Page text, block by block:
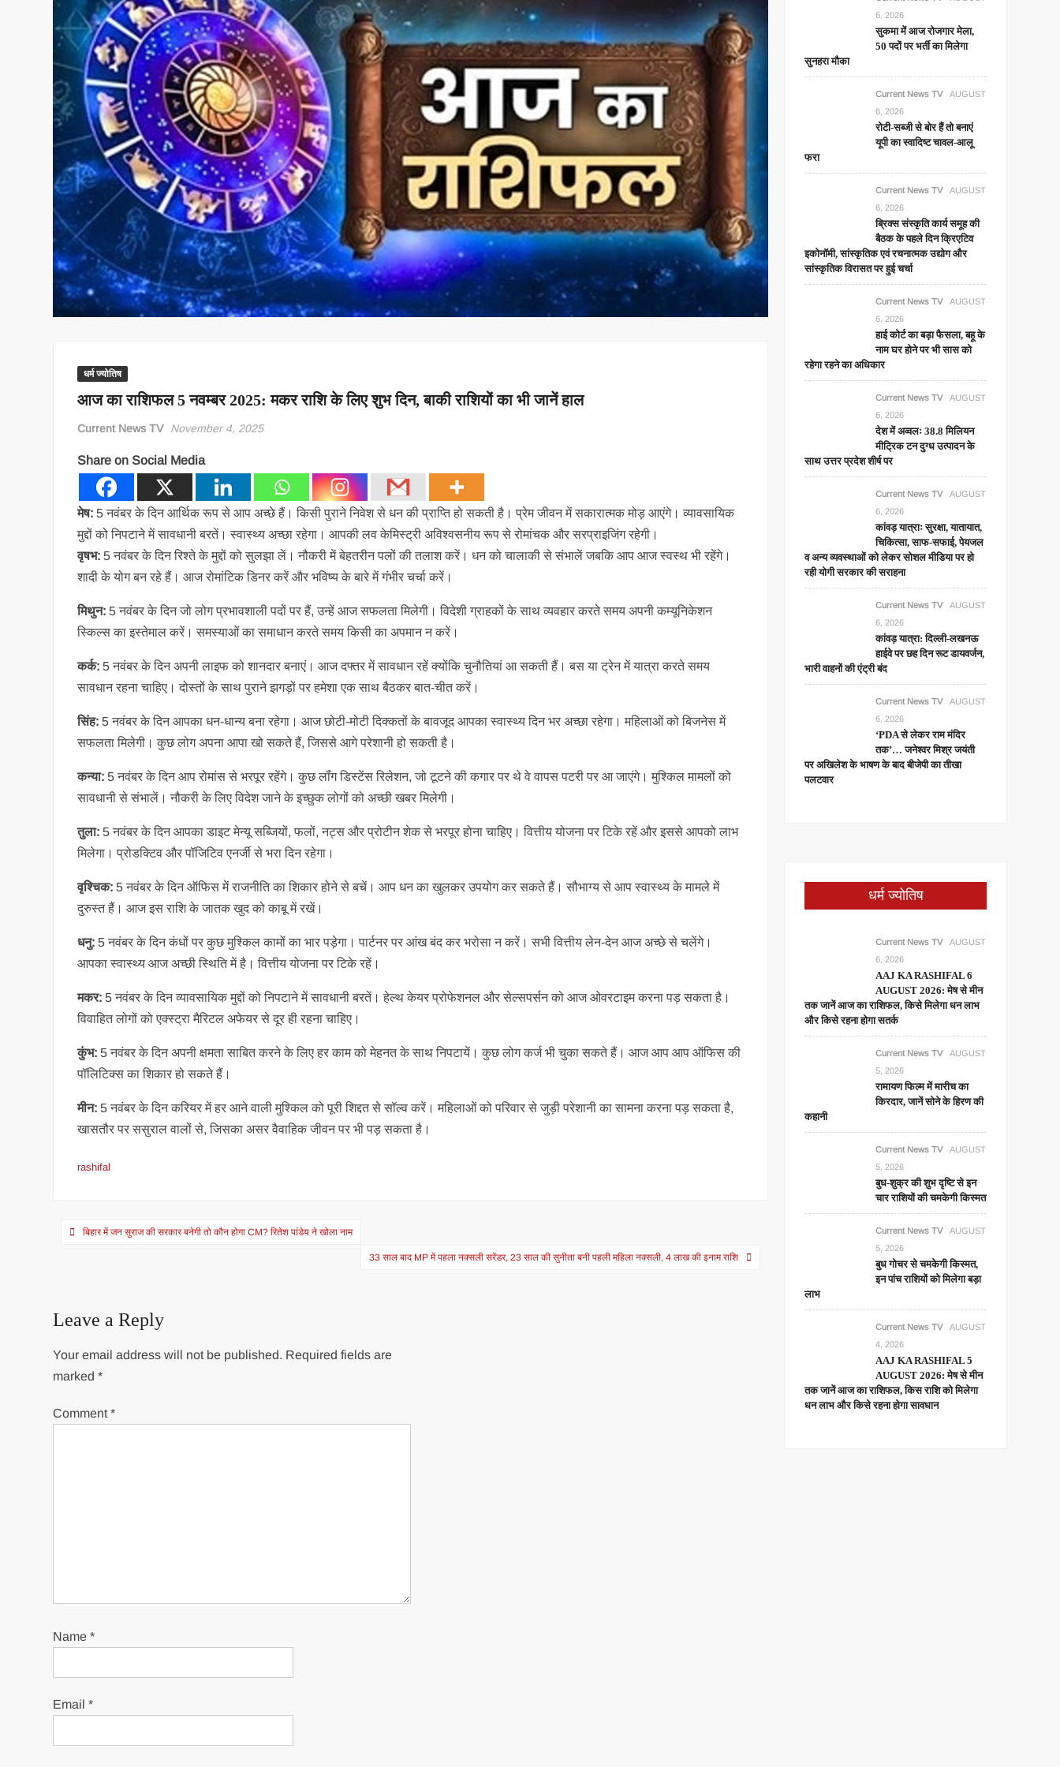
धर्म ज्योतिष
आज का राशिफल 5 नवम्बर 2025: मकर राशि के लिए शुभ दिन, बाकी राशियों का भी जानें हाल
Current News TV November 4, 2025
Share on Social Media
मेष:5 नवंबर के दिन आर्थिक रूप से आप अच्छे हैं। किसी पुराने निवेश से धन की प्राप्ति हो सकती है। प्रेम जीवन में सकारात्मक मोड़ आएंगे। व्यावसायिक
मुद्दों को निपटाने में सावधानी बरतें। स्वास्थ्य अच्छा रहेगा। आपकी लव केमिस्ट्री अविश्वसनीय रूप से रोमांचक और सरप्राइजिंग रहेगी।
वृषभ:5 नवंबर के दिन रिश्ते के मुद्दों को सुलझा लें। नौकरी में बेहतरीन पलों की तलाश करें। धन को चालाकी से संभालें जबकि आप आज स्वस्थ भी रहेंगे।
शादी के योग बन रहे हैं। आज रोमांटिक डिनर करें और भविष्य के बारे में गंभीर चर्चा करें।
मिथुन:5 नवंबर के दिन जो लोग प्रभावशाली पदों पर हैं, उन्हें आज सफलता मिलेगी। विदेशी ग्राहकों के साथ व्यवहार करते समय अपनी कम्यूनिकेशन
स्किल्स का इस्तेमाल करें। समस्याओं का समाधान करते समय किसी का अपमान न करें।
कर्क:5 नवंबर के दिन अपनी लाइफ को शानदार बनाएं। आज दफ्तर में सावधान रहें क्योंकि चुनौतियां आ सकती हैं। बस या ट्रेन में यात्रा करते समय
सावधान रहना चाहिए। दोस्तों के साथ पुराने झगड़ों पर हमेशा एक साथ बैठकर बात-चीत करें।
सिंह:5 नवंबर के दिन आपका धन-धान्य बना रहेगा। आज छोटी-मोटी दिक्कतों के बावजूद आपका स्वास्थ्य दिन भर अच्छा रहेगा। महिलाओं को बिजनेस में
सफलता मिलेगी। कुछ लोग अपना आपा खो सकते हैं, जिससे आगे परेशानी हो सकती है।
कन्या:5 नवंबर के दिन आप रोमांस से भरपूर रहेंगे। कुछ लॉंग डिस्टेंस रिलेशन, जो टूटने की कगार पर थे वे वापस पटरी पर आ जाएंगे। मुश्किल मामलों को
सावधानी से संभालें। नौकरी के लिए विदेश जाने के इच्छुक लोगों को अच्छी खबर मिलेगी।
तुला:5 नवंबर के दिन आपका डाइट मेन्यू सब्जियों, फलों, नट्स और प्रोटीन शेक से भरपूर होना चाहिए। वित्तीय योजना पर टिके रहें और इससे आपको लाभ
मिलेगा। प्रोडक्टिव और पॉजिटिव एनर्जी से भरा दिन रहेगा।
वृश्चिक:5 नवंबर के दिन ऑफिस में राजनीति का शिकार होने से बचें। आप धन का खुलकर उपयोग कर सकते हैं। सौभाग्य से आप स्वास्थ्य के मामले में
दुरुस्त हैं। आज इस राशि के जातक खुद को काबू में रखें।
धनु:5 नवंबर के दिन कंधों पर कुछ मुश्किल कामों का भार पड़ेगा। पार्टनर पर आंख बंद कर भरोसा न करें। सभी वित्तीय लेन-देन आज अच्छे से चलेंगे।
आपका स्वास्थ्य आज अच्छी स्थिति में है। वित्तीय योजना पर टिके रहें।
मकर:5 नवंबर के दिन व्यावसायिक मुद्दों को निपटाने में सावधानी बरतें। हेल्थ केयर प्रोफेशनल और सेल्सपर्सन को आज ओवरटाइम करना पड़ सकता है।
विवाहित लोगों को एक्स्ट्रा मैरिटल अफेयर से दूर ही रहना चाहिए।
कुंभ:5 नवंबर के दिन अपनी क्षमता साबित करने के लिए हर काम को मेहनत के साथ निपटायें। कुछ लोग कर्ज भी चुका सकते हैं। आज आप आप ऑफिस की
पॉलिटिक्स का शिकार हो सकते हैं।
मीन:5 नवंबर के दिन करियर में हर आने वाली मुश्किल को पूरी शिद्दत से सॉल्व करें। महिलाओं को परिवार से जुड़ी परेशानी का सामना करना पड़ सकता है,
खासतौर पर ससुराल वालों से, जिसका असर वैवाहिक जीवन पर भी पड़ सकता है।
rashifal
Postबिहार में जन सुराज की सरकार बनेगी तो कौन होगा CM? रितेश पांडेय ने खोला नाम
33 साल बाद MP में पहला नक्सली सरेंडर, 23 साल की सुनीता बनी पहली महिला नक्सली, 4 लाख की इनाम राशि
Leave a Reply
Your email address will not be published. Required fields are
marked*
Comment*
Name*
Email*
6, 2026
सुकमा में आज रोजगार मेला,
50 पदों पर भर्ती का मिलेगा
सुनहरा मौका
Current News TV
AUGUST
6, 2026
रोटी-सब्जी से बोर हैं तो बनाएं
यूपी का स्वादिष्ट चावल-आलू
फरा
Current News TV
AUGUST
6, 2026
ब्रिक्स संस्कृति कार्य समूह की
बैठक के पहले दिन क्रिएटिव
इकोनॉमी, सांस्कृतिक एवं रचनात्मक उद्योग और
सांस्कृतिक विरासत पर हुई चर्चा
Current News TV
AUGUST
6, 2026
हाई कोर्ट का बड़ा फैसला, बहू के
नाम घर होने पर भी सास को
रहेगा रहने का अधिकार
Current News TV
AUGUST
6, 2026
देश में अव्वलः 38.8 मिलियन
मीट्रिक टन दुग्ध उत्पादन के
साथ उत्तर प्रदेश शीर्ष पर
Current News TV
AUGUST
6, 2026
कांवड़ यात्राः सुरक्षा, यातायात,
चिकित्सा, साफ-सफाई, पेयजल
व अन्य व्यवस्थाओं को लेकर सोशल मीडिया पर हो
रही योगी सरकार की सराहना
Current News TV
AUGUST
6, 2026
कांवड़ यात्रा: दिल्ली-लखनऊ
हाईवे पर छह दिन रूट डायवर्जन,
भारी वाहनों की एंट्री बंद
Current News TV
AUGUST
6, 2026
‘PDA से लेकर राम मंदिर
तक’… जनेश्वर मिश्र जयंती
पर अखिलेश के भाषण के बाद बीजेपी का तीखा
पलटवार
धर्म ज्योतिष
Current News TV
AUGUST
6, 2026
AAJ KA RASHIFAL 6
AUGUST 2026: मेष से मीन
तक जानें आज का राशिफल, किसे मिलेगा धन लाभ
और किसे रहना होगा सतर्क
Current News TV
AUGUST
5, 2026
रामायण फिल्म में मारीच का
किरदार, जानें सोने के हिरण की
कहानी
Current News TV
AUGUST
5, 2026
बुध-शुक्र की शुभ दृष्टि से इन
चार राशियों की चमकेगी किस्मत
Current News TV
AUGUST
5, 2026
बुध गोचर से चमकेगी किस्मत,
इन पांच राशियों को मिलेगा बड़ा
लाभ
Current News TV
AUGUST
4, 2026
AAJ KA RASHIFAL 5
AUGUST 2026: मेष से मीन
तक जानें आज का राशिफल, किस राशि को मिलेगा
धन लाभ और किसे रहना होगा सावधान